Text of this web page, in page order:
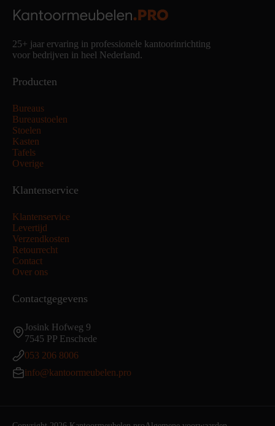
25+ jaar ervaring in professionele kantoorinrichting
voor bedrijven in heel Nederland.
Producten
Bureaus
Bureaustoelen
Stoelen
Kasten
Tafels
Overige
Klantenservice
Klantenservice
Levertijd
Verzendkosten
Retourrecht
Contact
Over ons
Contactgegevens
Josink Hofweg 9
7545 PP Enschede
053 206 8006
info@kantoormeubelen.pro